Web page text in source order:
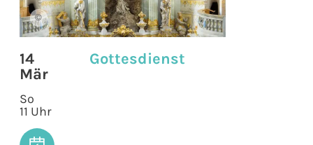
©
14
Mär
So
11 Uhr
Gottesdienst